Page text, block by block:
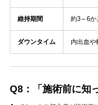
維持期間 約3～6か
ダウンタイム 内出血
Q8：「施術前に知